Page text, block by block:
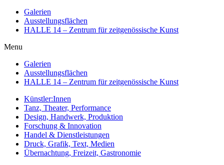
Galerien
Ausstellungsflächen
HALLE 14 – Zentrum für zeitgenössische Kunst
Menu
Galerien
Ausstellungsflächen
HALLE 14 – Zentrum für zeitgenössische Kunst
Künstler:Innen
Tanz, Theater, Performance
Design, Handwerk, Produktion
Forschung & Innovation
Handel & Dienstleistungen
Druck, Grafik, Text, Medien
Übernachtung, Freizeit, Gastronomie